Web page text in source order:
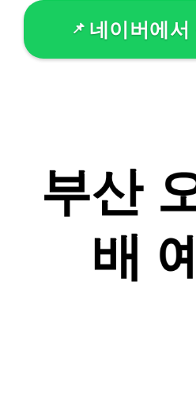
네이버에서